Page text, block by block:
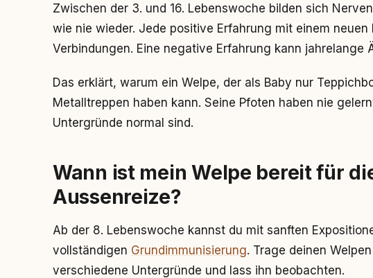
Zwischen der 3. und 16. Lebenswoche bilden sich
wie nie wieder. Jede positive Erfahrung mit einem
Verbindungen. Eine negative Erfahrung kann jahrelange
Das erklärt, warum ein Welpe, der als Baby nur
Metalltreppen haben kann. Seine Pfoten haben nie
Untergründe normal sind.
Wann ist mein Welpe bereit für
Aussenreize?
Ab der 8. Lebenswoche kannst du mit sanften
vollständigen Grundimmunisierung. Trage deinen
verschiedene Untergründe und lass ihn beobachten.